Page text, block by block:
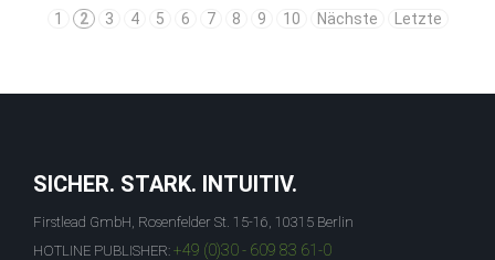
1
2 3 4 5 6 7 8 9 10 Nächste Letzte
SICHER. STARK. INTUITIV.
Firstlead GmbH, Rosenfelder St. 15-16, 10315 Berlin
HOTLINE PUBLISHER: +49 (0)30 - 609 83 61-0